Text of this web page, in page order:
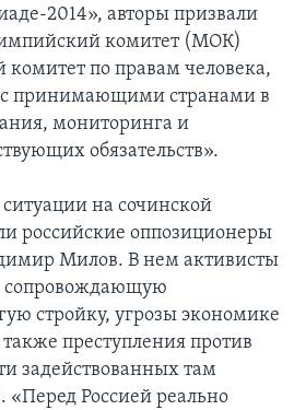
2014», авторы призвали
комитет (МОК)
комитет по правам человека,
с принимающими странами в
мониторинга и
обязательств».
на сочинской
российские оппозиционеры
Милов. В нем активисты
сопровождающую
стройку, угрозы экономике
преступления против
задействованных там
«Перед Россией реально